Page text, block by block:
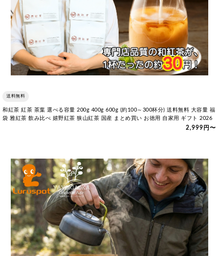
送料無料
和紅茶 紅茶 茶葉 選べる容量 200g 400g 600g (約100～300杯分) 送料無料 大容量 福
袋 雅紅茶 飲み比べ 嬉野紅茶 狭山紅茶 国産 まとめ買い お徳用 自家用 ギフト 2026
2,999円〜